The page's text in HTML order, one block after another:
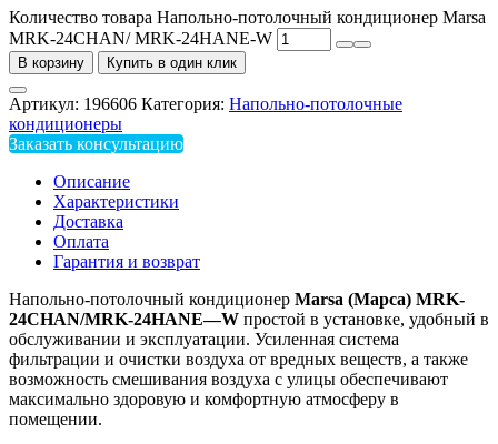
Количество товара Напольно-потолочный кондиционер Marsa
MRK-24СHAN/ MRK-24HANE-W
В корзину Купить в один клик
Артикул: 196606 Категория: Напольно-потолочные
кондиционеры
Заказать консультацию
Описание
Характеристики
Доставка
Оплата
Гарантия и возврат
Напольно-потолочный кондиционер Marsa (Марса) MRK-
24СHAN/MRK-24HANE—W простой в установке, удобный в
обслуживании и эксплуатации. Усиленная система
фильтрации и очистки воздуха от вредных веществ, а также
возможность смешивания воздуха с улицы обеспечивают
максимально здоровую и комфортную атмосферу в
помещении.